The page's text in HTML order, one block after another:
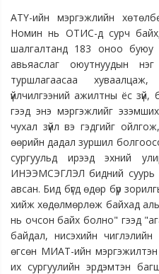
АТҮ-ийн мэргэжлийн
Номин нь ОТИС-д сурч
шалгалтанд 183 оноо буюу
авьяаслаг оюутнуудын
туршлагаасаа
үйлчилгээний ажилтны ёс зүй,
гээд энэ мэргэжлийг
чухал зүйл вэ гэдгийг
өөрийн дадал зуршил
сургуульд ирээд эхний
ИНЭЭМСЭГЛЭЛ бидний суурь
авсан. Бид бүгд өдөр бүр
хийж хөдөлмөрлөж байхад
нь очсон байх болно" гээд
байдал, нисэхийн
өгсөн МИАТ-ийн
их сургуулийн эрдэмтэн